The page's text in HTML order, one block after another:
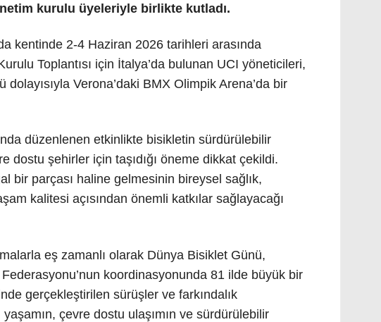
kurulu üyeleriyle birlikte kutladı.
kentinde 2-4 Haziran 2026 tarihleri arasında
Toplantısı için İtalya’da bulunan UCI yöneticileri,
Verona’daki BMX Olimpik Arena’da bir
düzenlenen etkinlikte bisikletin sürdürülebilir
dostu şehirler için taşıdığı öneme dikkat çekildi.
bir parçası haline gelmesinin bireysel sağlık,
kalitesi açısından önemli katkılar sağlayacağı
eş zamanlı olarak Dünya Bisiklet Günü,
koordinasyonunda 81 ilde büyük bir
gerçekleştirilen sürüşler ve farkındalık
çevre dostu ulaşımın ve sürdürülebilir